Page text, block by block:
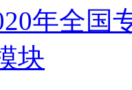
年全国
块